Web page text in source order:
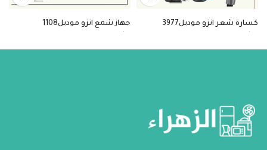
كسارة شعر انزو موديل3977
جهاز شمع انزو موديل1108